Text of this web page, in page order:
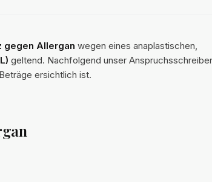
gegen Allergan wegen eines anaplastischen,
geltend. Nachfolgend unser
ersichtlich ist.